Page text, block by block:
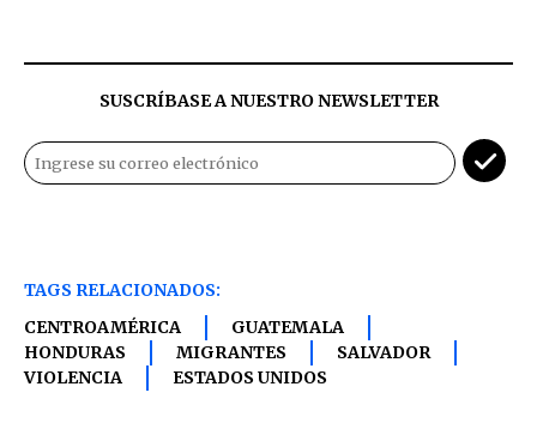
SUSCRÍBASE A NUESTRO NEWSLETTER
TAGS RELACIONADOS:
CENTROAMÉRICA
GUATEMALA
HONDURAS
MIGRANTES
SALVADOR
VIOLENCIA
ESTADOS UNIDOS